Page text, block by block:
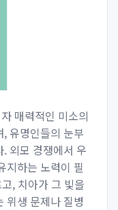
매력적인 미소의
유명인들의 눈부
외모 경쟁에서 우
지하는 노력이 필
, 치아가 그 빛을
위생 문제나 질병